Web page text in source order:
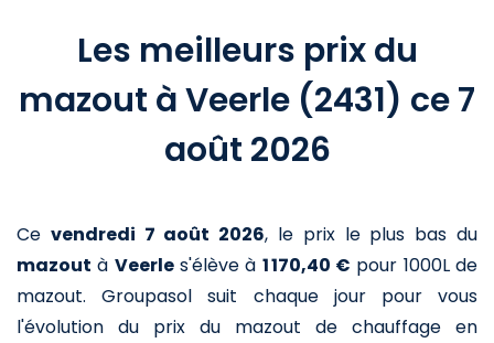
Les meilleurs prix du
mazout à Veerle (2431) ce 7
août 2026
Ce vendredi 7 août 2026, le prix le plus bas du
mazout à Veerles'élève à 1 170,40 € pour 1000L de
mazout. Groupasol suit chaque jour pour vous
l'évolution du prix du mazout de chauffage en